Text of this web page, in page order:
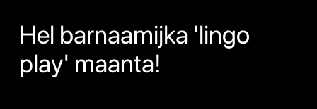
Hel barnaamijka 'lingo
play' maanta!